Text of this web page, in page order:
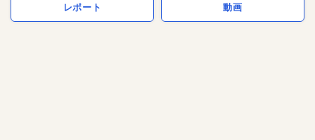
レポート 動画